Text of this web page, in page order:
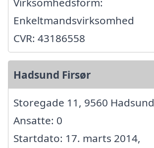
Enkeltmandsvirksomhed
CVR: 43186558
Hadsund Firsør
Storegade 11, 9560 Hadsund
Ansatte: 0
Startdato: 17. marts 2014,